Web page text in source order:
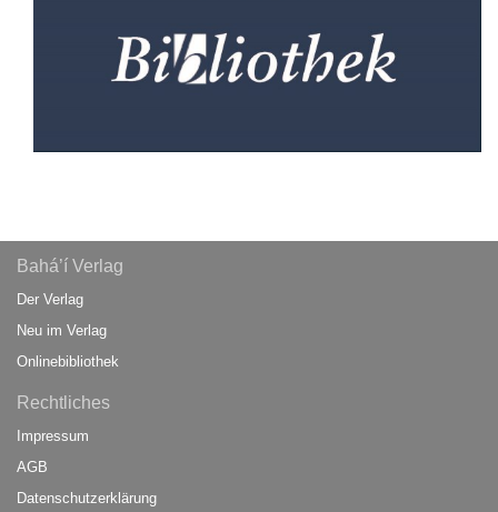
Bahá’í Verlag
Der Verlag
Neu im Verlag
Onlinebibliothek
Rechtliches
Impressum
AGB
Datenschutzerklärung